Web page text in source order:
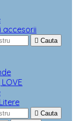
accesorii
 Cauta
 Cauta